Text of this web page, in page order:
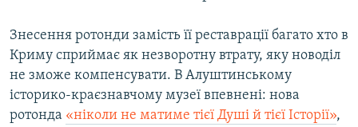
Знесення ротонди замість її реставрації багато хто в
Криму сприймає як незворотну втрату, яку новоділ
не зможе компенсувати. В Алуштинському
історико-краєзнавчому музеї впевнені: нова
ротонда «ніколи не матиме тієї Душі й тієї Історії»,